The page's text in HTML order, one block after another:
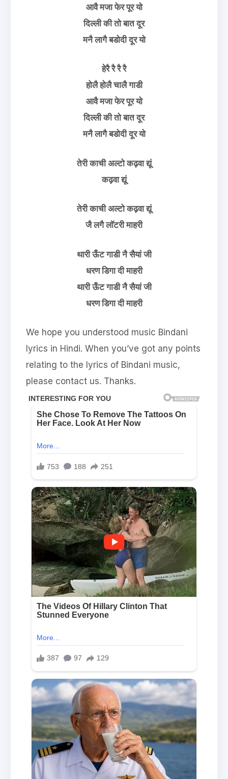
आवै मजा फेर पूर यो
दिल्ली की तो बात दूर
मनै लागै बडोदी दूर यो
हेरै रै रै रै
होलै होलै चालै गाडी
आवै मजा फेर पूर यो
दिल्ली की तो बात दूर
मनै लागै बडोदी दूर यो
तेरी काची अल्टो कढ़वा द्यूं
कढ़वा द्यूं
तेरी काची अल्टो कढ़वा द्यूं
जै लगै लॉटरी माहरी
थारी ऊँट गाडी नै सैयां जी
धरण डिगा दी माहरी
थारी ऊँट गाडी नै सैयां जी
धरण डिगा दी माहरी
We hope you understood music Bindani
lyrics in Hindi. When you’ve got any points
relating to the lyrics of Bindani music,
please contact us. Thanks.